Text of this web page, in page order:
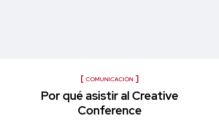
COMUNICACIÓN
Por qué asistir al Creative
Conference